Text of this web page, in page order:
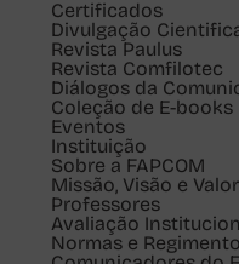
Certificados
Divulgação
Revista Paulus
Revista Comfilotec
Diálogos da
Coleção de E-books
Eventos
Instituição
Sobre a FAPCOM
Missão, Visão e
Professores
Avaliação
Normas e